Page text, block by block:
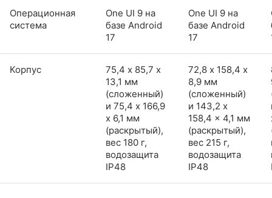
Операционная
система
One UI 9 на
базе Android
17
One UI 9 на
базе Android
17
Корпус
75,4 х 85,7 х
13,1 мм
(сложенный)
и 75,4 x 166,9
x 6,1 мм
(раскрытый),
вес 180 г,
водозащита
IP48
72,8 х 158,4 х
8,9 мм
(сложенный)
и 143,2 x
158,4 x 4,1 мм
(раскрытый),
вес 215 г,
водозащита
IP48